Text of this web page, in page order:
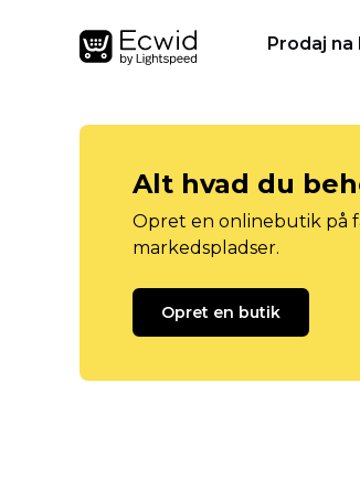
Prodaj na
Alt hvad du
Opret en onlinebutik på
markedspladser.
Opret en butik